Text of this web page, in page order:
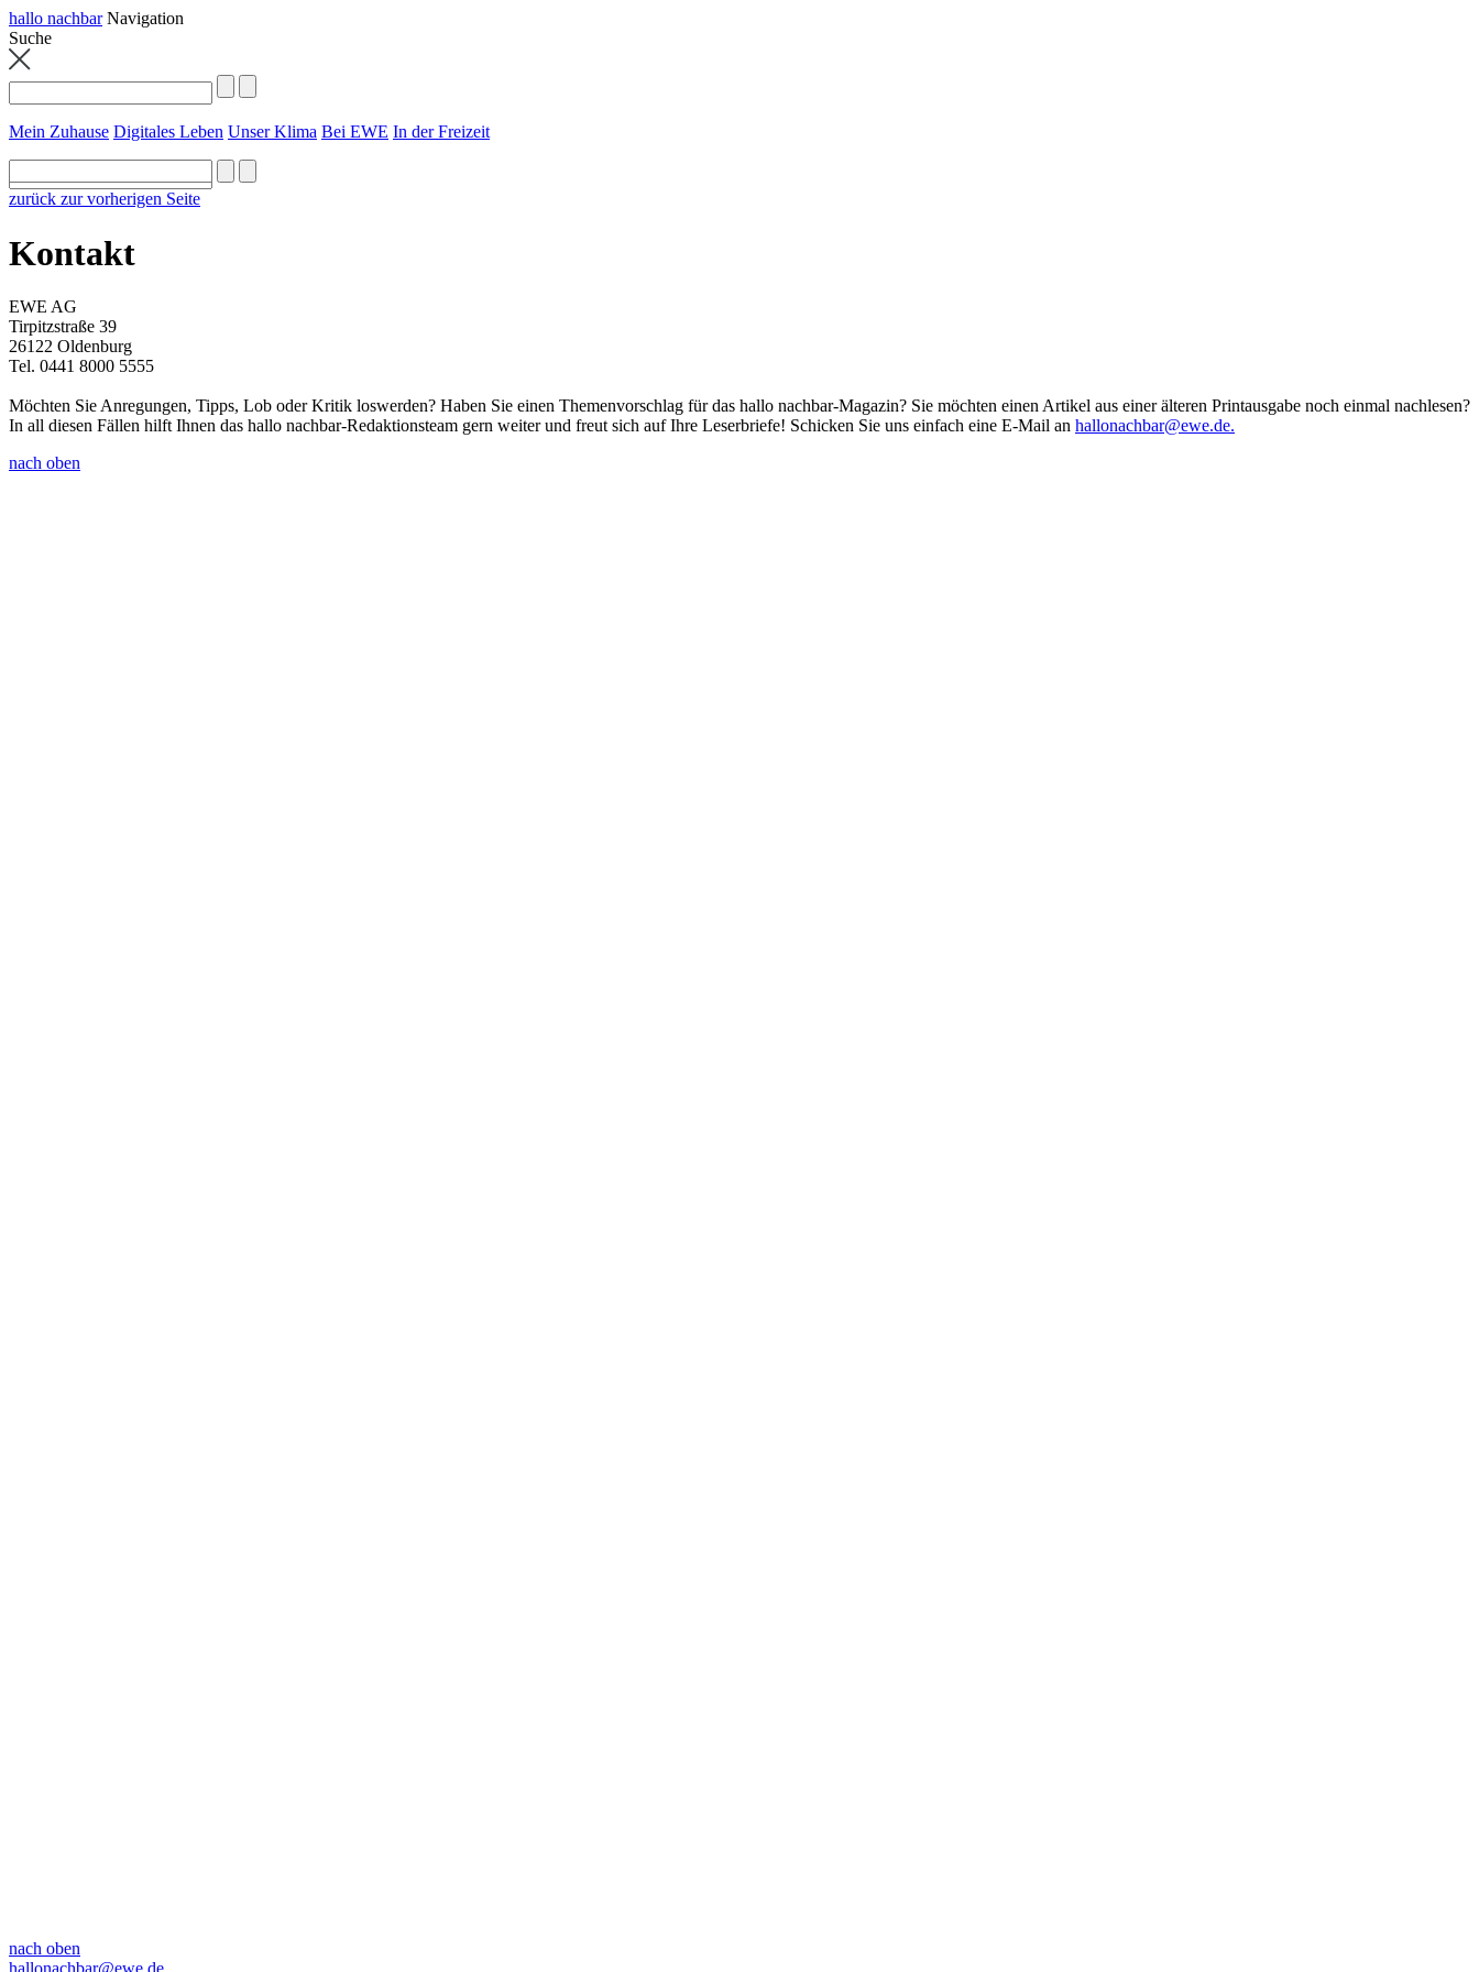
hallo nachbar Navigation
Suche
Mein Zuhause Digitales Leben Unser Klima Bei EWE In der Freizeit
zurück zur vorherigen Seite
Kontakt
EWE AG
Tirpitzstraße 39
26122 Oldenburg
Tel. 0441 8000 5555
Möchten Sie Anregungen, Tipps, Lob oder Kritik loswerden? Haben Sie einen Themenvorschlag für das hallo nachbar-Magazin? Sie möchten einen Artikel aus einer älteren Printausgabe noch einmal nachlesen?
In all diesen Fällen hilft Ihnen das hallo nachbar-Redaktionsteam gern weiter und freut sich auf Ihre Leserbriefe! Schicken Sie uns einfach eine E-Mail an hallonachbar@ewe.de.
nach oben
nach oben